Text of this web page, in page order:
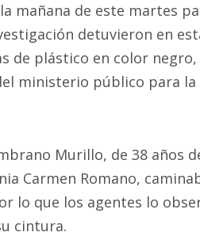
mañana de este martes
detuvieron en
de plástico en color
ministerio público para la
Murillo, de 38 años
Carmen Romano,
lo que los agentes lo
cintura.